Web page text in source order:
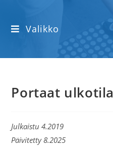
Valikko
Portaat
Julkaistu 4.2019
Päivitetty 8.2025